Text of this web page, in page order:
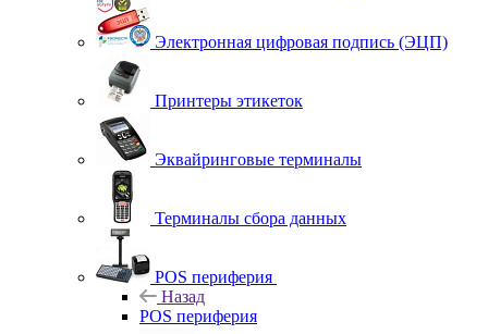
Электронная цифровая подпись (ЭЦП)
Принтеры этикеток
Эквайринговые терминалы
Терминалы сбора данных
POS периферия
Назад
POS периферия